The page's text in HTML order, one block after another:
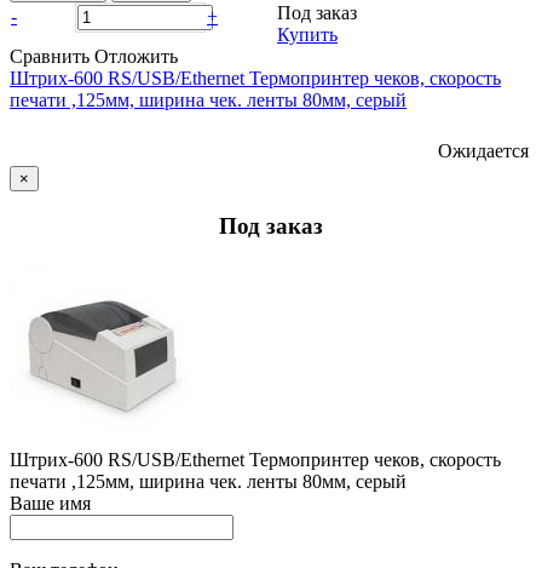
- +
Под заказ
Купить
Сравнить Отложить
Штрих-600 RS/USB/Ethernet Термопринтер чеков, скорость
печати ,125мм, ширина чек. ленты 80мм, серый
Ожидается
×
Под заказ
Штрих-600 RS/USB/Ethernet Термопринтер чеков, скорость
печати ,125мм, ширина чек. ленты 80мм, серый
Ваше имя